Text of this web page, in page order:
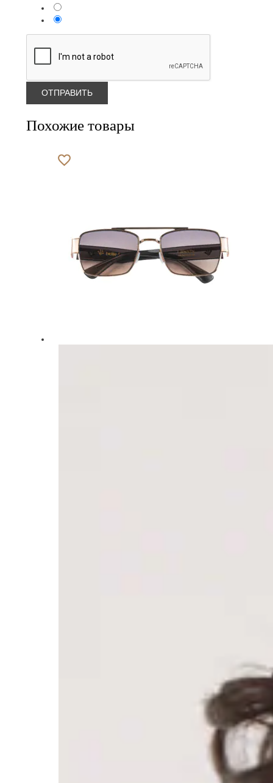
Похожие товары